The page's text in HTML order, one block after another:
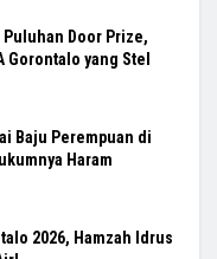
Puluhan Door Prize,
Gorontalo yang Stel
Baju Perempuan di
Haram
2026, Hamzah Idrus